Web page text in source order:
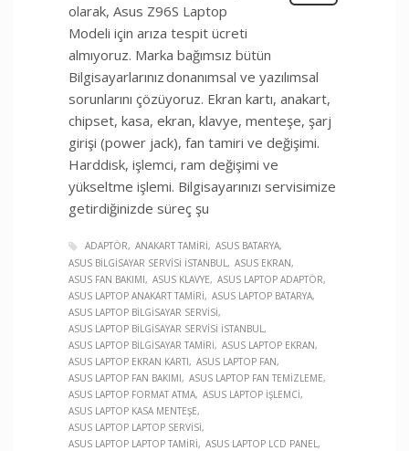
olarak, Asus Z96S Laptop
Modeli için arıza tespit ücreti
almıyoruz. Marka bağımsız bütün
Bilgisayarlarınız donanımsal ve yazılımsal
sorunlarını çözüyoruz. Ekran kartı, anakart,
chipset, kasa, ekran, klavye, menteşe, şarj
girişi (power jack), fan tamiri ve değişimi.
Harddisk, işlemci, ram değişimi ve
yükseltme işlemi. Bilgisayarınızı servisimize
getirdiğinizde süreç şu
ADAPTÖR ANAKART TAMIRI
ASUS BATARYA
ASUS BILGISAYAR SERVISI İSTANBUL ASUS EKRAN
ASUS FAN BAKIMI
ASUS KLAVYE
ASUS LAPTOP ADAPTÖR
ASUS LAPTOP ANAKART TAMIRI
ASUS LAPTOP BATARYA
ASUS LAPTOP BILGISAYAR SERVISI
ASUS LAPTOP BILGISAYAR SERVISI İSTANBUL
ASUS LAPTOP BILGISAYAR TAMIRI
ASUS LAPTOP EKRAN
ASUS LAPTOP EKRAN KARTI
ASUS LAPTOP FAN
ASUS LAPTOP FAN BAKIMI
ASUS LAPTOP FAN TEMIZLEME
ASUS LAPTOP FORMAT ATMA ASUS LAPTOP İŞLEMCI
ASUS LAPTOP KASA MENTEŞE
ASUS LAPTOP LAPTOP SERVISI
ASUS LAPTOP LAPTOP TAMIRI
ASUS LAPTOP LCD PANEL